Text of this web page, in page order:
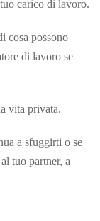
carico di lavoro.
cosa possono
di lavoro se
vita privata.
a sfuggirti o se
tuo partner, a